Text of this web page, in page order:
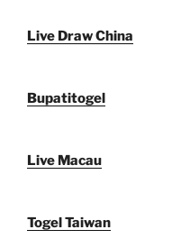
Live Draw China
Bupatitogel
Live Macau
Togel Taiwan